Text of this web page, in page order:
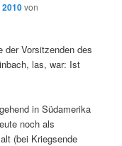
von
der Vorsitzenden des
las, war: Ist
in Südamerika
noch als
(bei Kriegsende